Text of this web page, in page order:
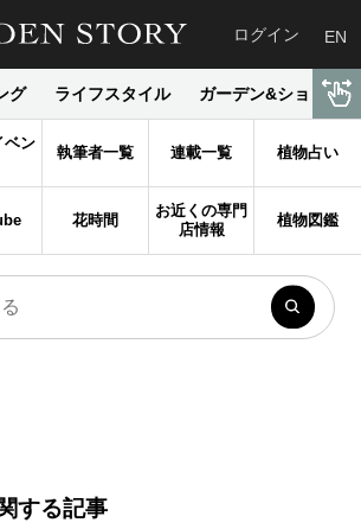
ログイン EN
グ ライフスタイル ガーデン&ショップ
ベン
執筆者一覧 連載一覧 植物占い
花時間
お近くの専門
店情報
植物図鑑
する記事